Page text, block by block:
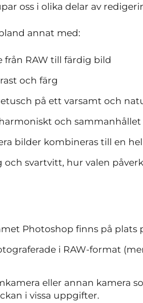
oss i olika delar av
annat med:
RAW till färdig bild
och färg
på ett varsamt och
och
bilder kombineras till en
svartvitt, hur valen
Photoshop finns på plats
i RAW-format
eller annan kamera
i vissa uppgifter.